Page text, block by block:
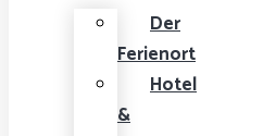
Der
Ferienort
Hotel
&